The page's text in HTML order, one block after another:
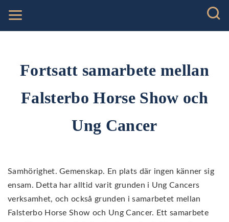
Fortsatt samarbete mellan
Falsterbo Horse Show och
Ung Cancer
Samhörighet. Gemenskap. En plats där ingen känner sig
ensam. Detta har alltid varit grunden i Ung Cancers
verksamhet, och också grunden i samarbetet mellan
Falsterbo Horse Show och Ung Cancer. Ett samarbete